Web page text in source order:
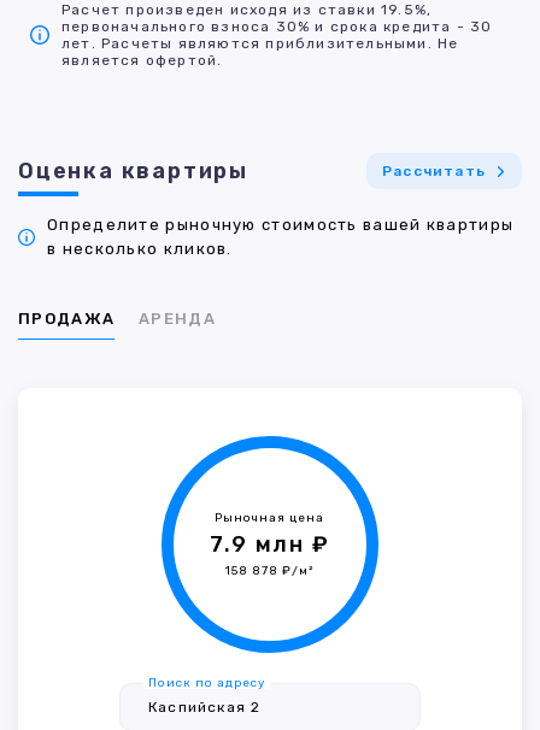
Расчет произведен исходя из ставки 19.5%,
первоначального взноса 30% и срока кредита - 30
лет. Расчеты являются приблизительными. Не
является офертой.
Оценка квартиры Рассчитать
Определите рыночную стоимость вашей квартиры
в несколько кликов.
ПРОДАЖА АРЕНДА
Рыночная цена
7.9 млн ₽
158 878 ₽/м²
Поиск по адресу